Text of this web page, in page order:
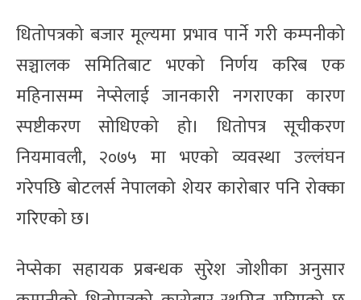
धितोपत्रको बजार मूल्यमा प्रभाव पार्ने गरी कम्पनीको
सञ्चालक समितिबाट भएको निर्णय करिब एक
महिनासम्म नेप्सेलाई जानकारी नगराएका कारण
स्पष्टीकरण सोधिएको हो। धितोपत्र सूचीकरण
नियमावली, २०७५ मा भएको व्यवस्था उल्लंघन
गरेपछि बोटलर्स नेपालको शेयर कारोबार पनि रोक्का
गरिएको छ।
नेप्सेका सहायक प्रबन्धक सुरेश जोशीका अनुसार